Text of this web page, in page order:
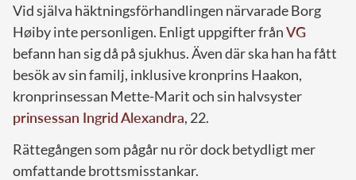
Vid själva häktningsförhandlingen närvarade Borg
Høiby inte personligen. Enligt uppgifter frånVG
befann han sig då på sjukhus. Även där ska han ha fått
besök av sin familj, inklusive kronprins Haakon,
kronprinsessan Mette-Marit och sin halvsyster
prinsessan Ingrid Alexandra, 22.
Rättegången som pågår nu rör dock betydligt mer
omfattande brottsmisstankar.